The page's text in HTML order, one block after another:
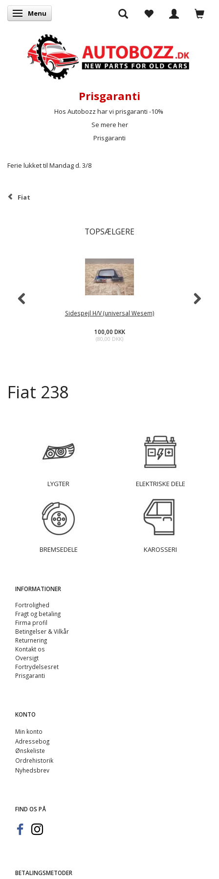
Skifte navigation
Menu
Prisgaranti
Hos Autobozz har vi prisgaranti -10%
Se mere her
Prisgaranti
Ferie lukket til Mandag d. 3/8
Fiat
TOPSÆLGERE
Sidespejl H/V (universal Wesem)
100,00 DKK
(80,00 DKK)
Fiat 238
LYGTER ELEKTRISKE DELE
BREMSEDELE KAROSSERI
INFORMATIONER
Fortrolighed
Fragt og betaling
Firma profil
Betingelser & Vilkår
Returnering
Kontakt os
Oversigt
Fortrydelsesret
Prisgaranti
KONTO
Min konto
Adressebog
Ønskeliste
Ordrehistorik
Nyhedsbrev
FIND OS PÅ
BETALINGSMETODER